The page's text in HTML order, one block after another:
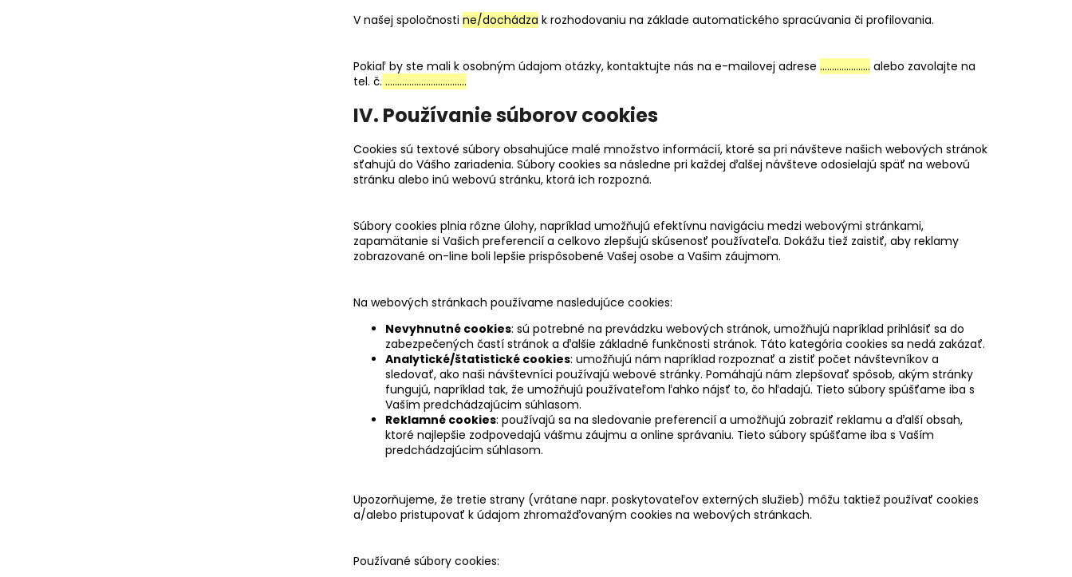
V našej spoločnosti ne/dochádza k rozhodovaniu na základe automatického spracúvania či profilovania.
Pokiaľ by ste mali k osobným údajom otázky, kontaktujte nás na e-mailovej adrese ………………… alebo zavolajte na
tel. č. …………………………….
IV. Používanie súborov cookies
Cookies sú textové súbory obsahujúce malé množstvo informácií, ktoré sa pri návšteve našich webových stránok
sťahujú do Vášho zariadenia. Súbory cookies sa následne pri každej ďalšej návšteve odosielajú späť na webovú
stránku alebo inú webovú stránku, ktorá ich rozpozná.
Súbory cookies plnia rôzne úlohy, napríklad umožňujú efektívnu navigáciu medzi webovými stránkami,
zapamätanie si Vašich preferencií a celkovo zlepšujú skúsenosť používateľa. Dokážu tiež zaistiť, aby reklamy
zobrazované on-line boli lepšie prispôsobené Vašej osobe a Vašim záujmom.
Na webových stránkach používame nasledujúce cookies:
Nevyhnutné cookies: sú potrebné na prevádzku webových stránok, umožňujú napríklad prihlásiť sa do
zabezpečených častí stránok a ďalšie základné funkčnosti stránok. Táto kategória cookies sa nedá zakázať.
Analytické/štatistické cookies: umožňujú nám napríklad rozpoznať a zistiť počet návštevníkov a
sledovať, ako naši návštevníci používajú webové stránky. Pomáhajú nám zlepšovať spôsob, akým stránky
fungujú, napríklad tak, že umožňujú používateľom ľahko nájsť to, čo hľadajú. Tieto súbory spúšťame iba s
Vaším predchádzajúcim súhlasom.
Reklamné cookies: používajú sa na sledovanie preferencií a umožňujú zobraziť reklamu a ďalší obsah,
ktoré najlepšie zodpovedajú vášmu záujmu a online správaniu. Tieto súbory spúšťame iba s Vaším
predchádzajúcim súhlasom.
Upozorňujeme, že tretie strany (vrátane napr. poskytovateľov externých služieb) môžu taktiež používať cookies
a/alebo pristupovať k údajom zhromažďovaným cookies na webových stránkach.
Používané súbory cookies: